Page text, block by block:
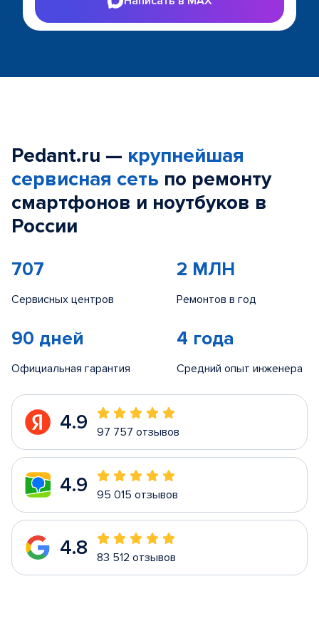
Pedant.ru — крупнейшая
сервисная сеть по ремонту
смартфонов и ноутбуков в
России
707
Сервисных центров
2 МЛН
Ремонтов в год
90 дней
Официальная гарантия
4 года
Средний опыт инженера
4.9 97 757 отзывов
4.9 95 015 отзывов
4.8 83 512 отзывов